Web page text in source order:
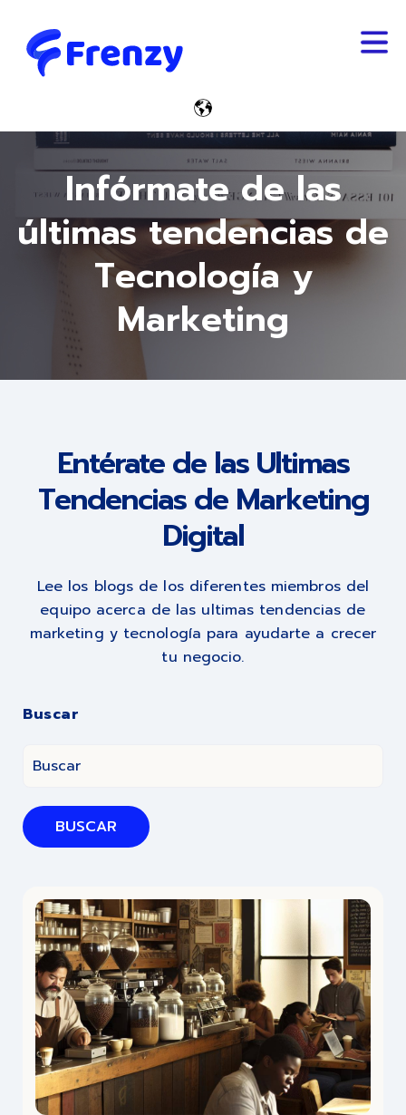
Trabaja Con Nosotros
Español - Guatemala
Infórmate de las
últimas tendencias de
Tecnología y
Marketing
Entérate de las Ultimas
Tendencias de Marketing
Digital
Lee los blogs de los diferentes miembros del
equipo acerca de las ultimas tendencias de
marketing y tecnología para ayudarte a crecer
tu negocio.
Buscar
BUSCAR